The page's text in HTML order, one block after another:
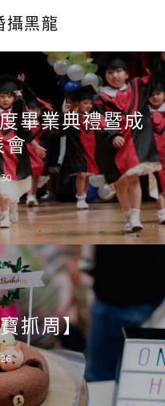
攝黑龍
畢業典禮暨成
會
抓周】